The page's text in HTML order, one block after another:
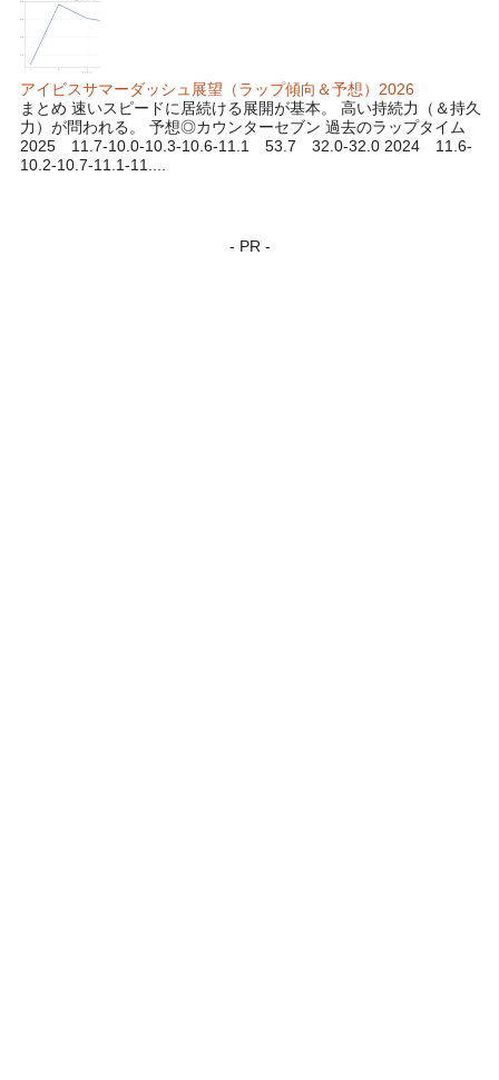
アイビスサマーダッシュ展望（ラップ傾向＆予想）2026
まとめ 速いスピードに居続ける展開が基本。 高い持続力（＆持久
力）が問われる。 予想◎カウンターセブン 過去のラップタイム
2025 11.7-10.0-10.3-10.6-11.1 53.7 32.0-32.0 2024 11.6-
10.2-10.7-11.1-11....
- PR -